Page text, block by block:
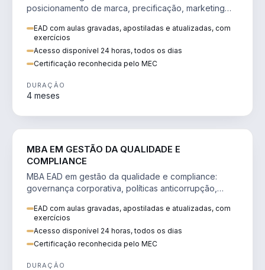
posicionamento de marca, precificação, marketing
EAD com aulas gravadas, apostiladas e atualizadas, com
exercícios
Acesso disponível 24 horas, todos os dias
Certificação reconhecida pelo MEC
DURAÇÃO
4 meses
MBA EM GESTÃO DA QUALIDADE E
COMPLIANCE
MBA EAD em gestão da qualidade e compliance:
governança corporativa, políticas anticorrupção,
EAD com aulas gravadas, apostiladas e atualizadas, com
exercícios
Acesso disponível 24 horas, todos os dias
Certificação reconhecida pelo MEC
DURAÇÃO